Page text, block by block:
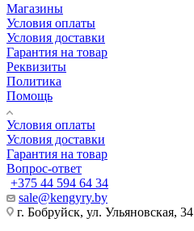
Магазины
Условия оплаты
Условия доставки
Гарантия на товар
Реквизиты
Политика
Помощь
Условия оплаты
Условия доставки
Гарантия на товар
Вопрос-ответ
+375 44 594 64 34
sale@kengyry.by
г. Бобруйск, ул. Ульяновская, 34